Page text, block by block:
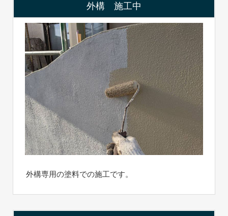
外構 施工中
外構専用の塗料での施工です。